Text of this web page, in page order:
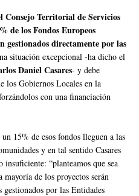
Consejo Territorial de Servicios
de los Fondos Europeos
gestionados directamente por las
situación excepcional -ha dicho el
Daniel Casares- y debe
los Gobiernos Locales en la
con una financiación
15% de esos fondos lleguen a las
y en tal sentido Casares
“planteamos que sea
de los proyectos serán
por las Entidades